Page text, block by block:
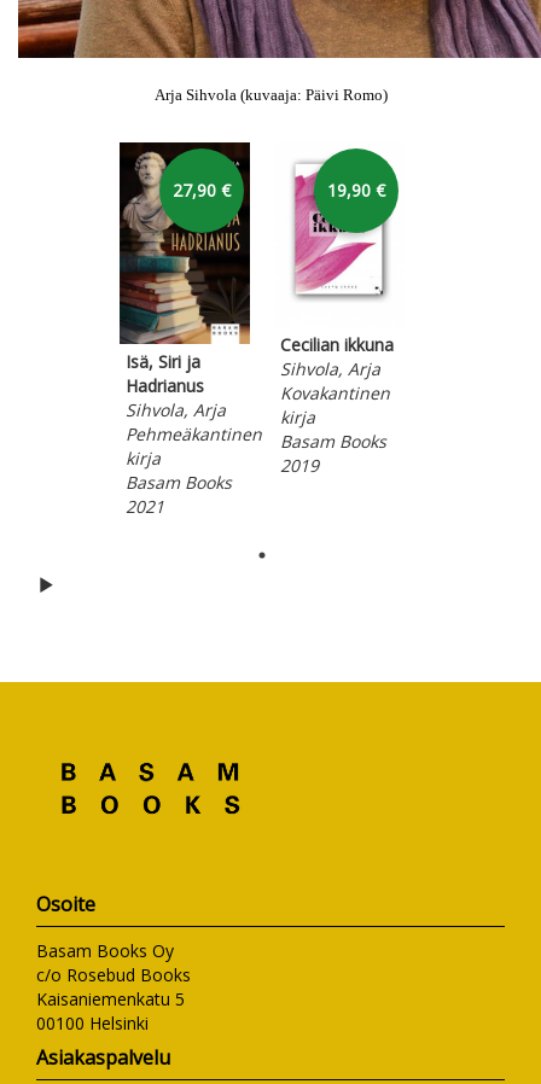
Arja Sihvola (kuvaaja: Päivi Romo)
Hyppää karusellin yli
27,90 €
Isä, Siri ja
Hadrianus
Sihvola, Arja
Pehmeäkantinen
kirja
Basam Books
2021
19,90 €
Cecilian ikkuna
Sihvola, Arja
Kovakantinen
kirja
Basam Books
2019
Osoite
Basam Books Oy
c/o Rosebud Books
Kaisaniemenkatu 5
00100 Helsinki
Asiakaspalvelu